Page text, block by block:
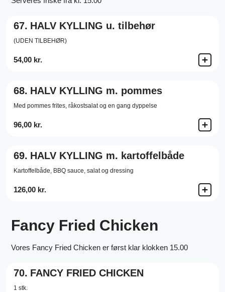
67. HALV KYLLING u. tilbehør
(UDEN TILBEHØR)
54,00 kr.
68. HALV KYLLING m. pommes
Med pommes frites, råkostsalat og en gang dyppelse
96,00 kr.
69. HALV KYLLING m. kartoffelbåde
Kartoffelbåde, BBQ sauce, salat og dressing
126,00 kr.
Fancy Fried Chicken
Vores Fancy Fried Chicken er først klar klokken 15.00
70. FANCY FRIED CHICKEN
1 stk.